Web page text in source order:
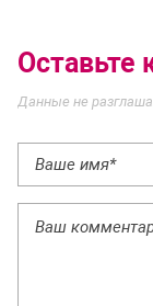
Оставьте
Данные не